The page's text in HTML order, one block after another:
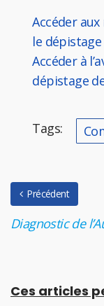
Accéder
le
Accéder à
dépistage
Tags:
Précédent
Diagnostic de
Ces articles